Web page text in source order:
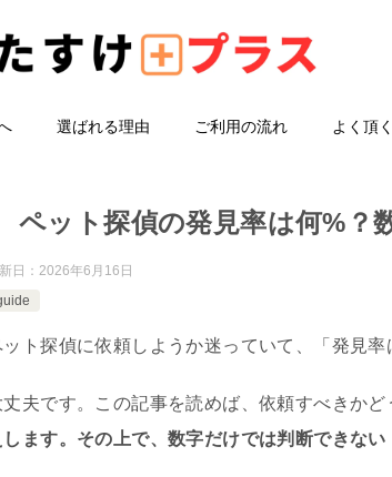
選ばれる理由 ご利用の流れ よく頂
ペット探偵の発見率は何%？
日： 2026年6月16日
ット探偵に依頼しようか迷っていて、「発見
丈夫です。この記事を読めば、依頼すべきか
します。その上で、数字だけでは判断できな